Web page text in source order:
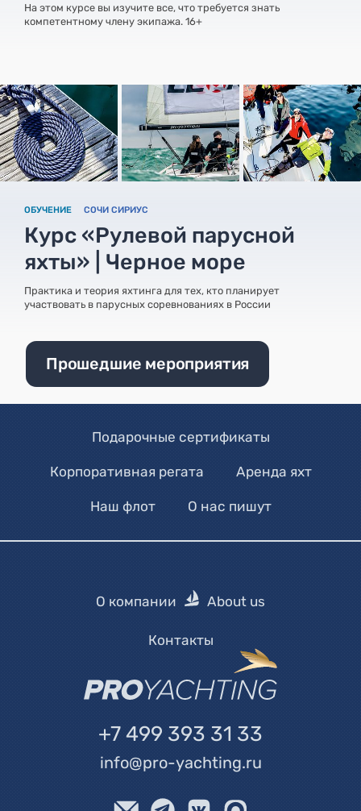
На этом курсе вы изучите все, что требуется знать
компетентному члену экипажа. 16+
ОБУЧЕНИЕ СОЧИ СИРИУС
Курс «Рулевой парусной
яхты» | Черное море
Практика и теория яхтинга для тех, кто планирует
участвовать в парусных соревнованиях в России
Прошедшие мероприятия
Подарочные сертификаты
Корпоративная регата Аренда яхт
Наш флот О нас пишут
О компании About us
Контакты
+7 499 393 31 33
info@pro-yachting.ru